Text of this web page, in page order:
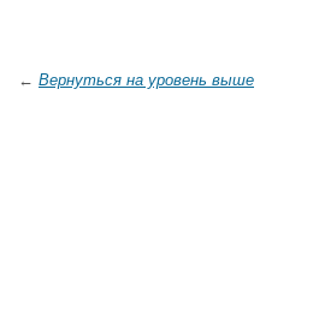
← Вернуться на уровень выше